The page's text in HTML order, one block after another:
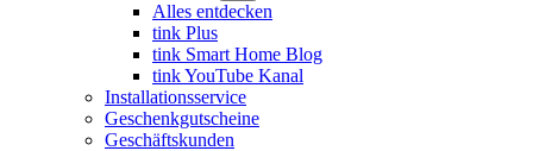
Alles entdecken
tink Plus
tink Smart Home Blog
tink YouTube Kanal
Installationsservice
Geschenkgutscheine
Geschäftskunden